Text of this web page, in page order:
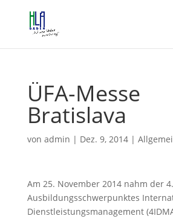
ÜFA-Messe
Bratislava
von admin | Dez. 9, 2014|
Am 25. November 2014 nahm der
Ausbildungsschwerpunktes
Dienstleistungsmanagement